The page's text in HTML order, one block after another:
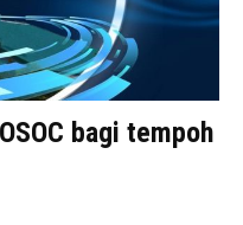
bagi tempoh